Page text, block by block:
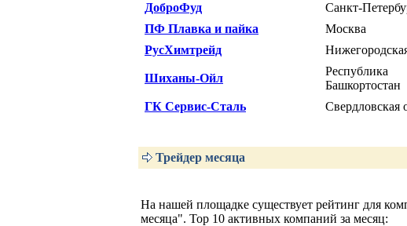
ДоброФуд
Санкт-
ПФ Плавка и пайка
Москва
РусХимтрейд
Шиханы-Ойл
Республика
Башкортостан
ГК Сервис-Сталь Свердловская
Трейдер месяца
На нашей площадке существует рейтинг для
месяца". Тор 10 активных компаний за месяц: